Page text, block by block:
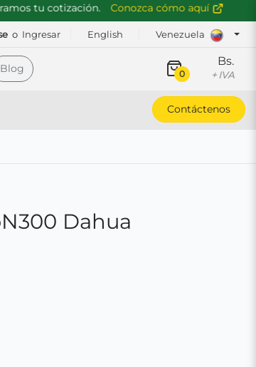
tu cotización. Conozca cómo aquí
o Ingresar English Venezuela
Blog 0
Bs.
+ IVA
Contáctenos
Dahua